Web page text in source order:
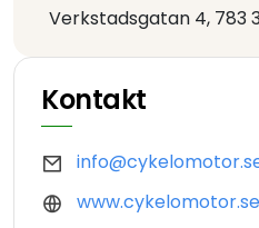
Verkstadsgatan 4, 783
Kontakt
www.cykelomotor.se